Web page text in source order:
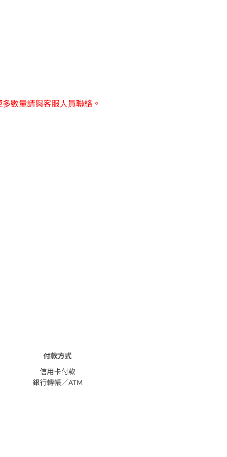
數量請與客服人員聯絡。
付款方式
信用卡付款
銀行轉帳／ATM